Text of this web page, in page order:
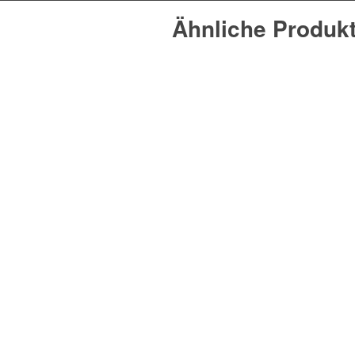
Ähnliche